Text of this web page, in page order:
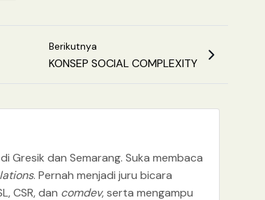
Berikutnya
KONSEP SOCIAL COMPLEXITY
Gresik dan Semarang. Suka membaca
. Pernah menjadi juru bicara
CSR, dan comdev, serta mengampu